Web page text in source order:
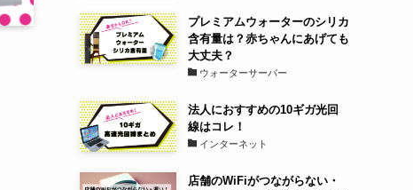
プレミアムウォーターのシリカ
含有量は？赤ちゃんにあげても
大丈夫？
ウォーターサーバー
法人におすすめの10ギガ光回
線はコレ！
インターネット
店舗のWiFiがつながらない・